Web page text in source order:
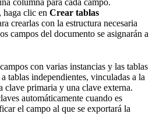
haga clic en Crear tablas
crearlas con la estructura necesaria
campos del documento se asignarán a
con varias instancias y las tablas
tablas independientes, vinculadas a la
clave primaria y una clave externa.
automáticamente cuando es
el campo al que se exportará la